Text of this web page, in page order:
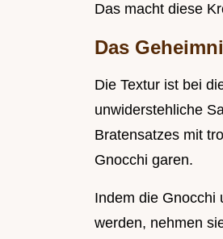
Das macht diese
Das
Die Textur ist bei
unwiderstehliche
Bratensatzes mit
Gnocchi garen.
Indem die Gnocchi
werden, nehmen